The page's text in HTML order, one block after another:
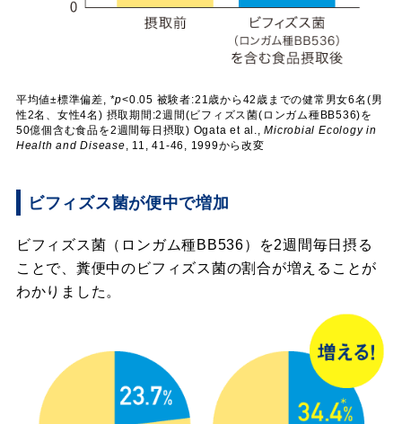
平均値±標準偏差, *p<0.05 被験者:21歳から42歳までの健常男女6名(男
性2名、女性4名) 摂取期間:2週間(ビフィズス菌(ロンガム種BB536)を
50億個含む食品を2週間毎日摂取) Ogata et al.,Microbial Ecology in
Health and Disease, 11, 41-46, 1999から改変
ビフィズス菌が便中で増加
ビフィズス菌（ロンガム種BB536）を2週間毎日摂る
ことで、糞便中のビフィズス菌の割合が増えることが
わかりました。